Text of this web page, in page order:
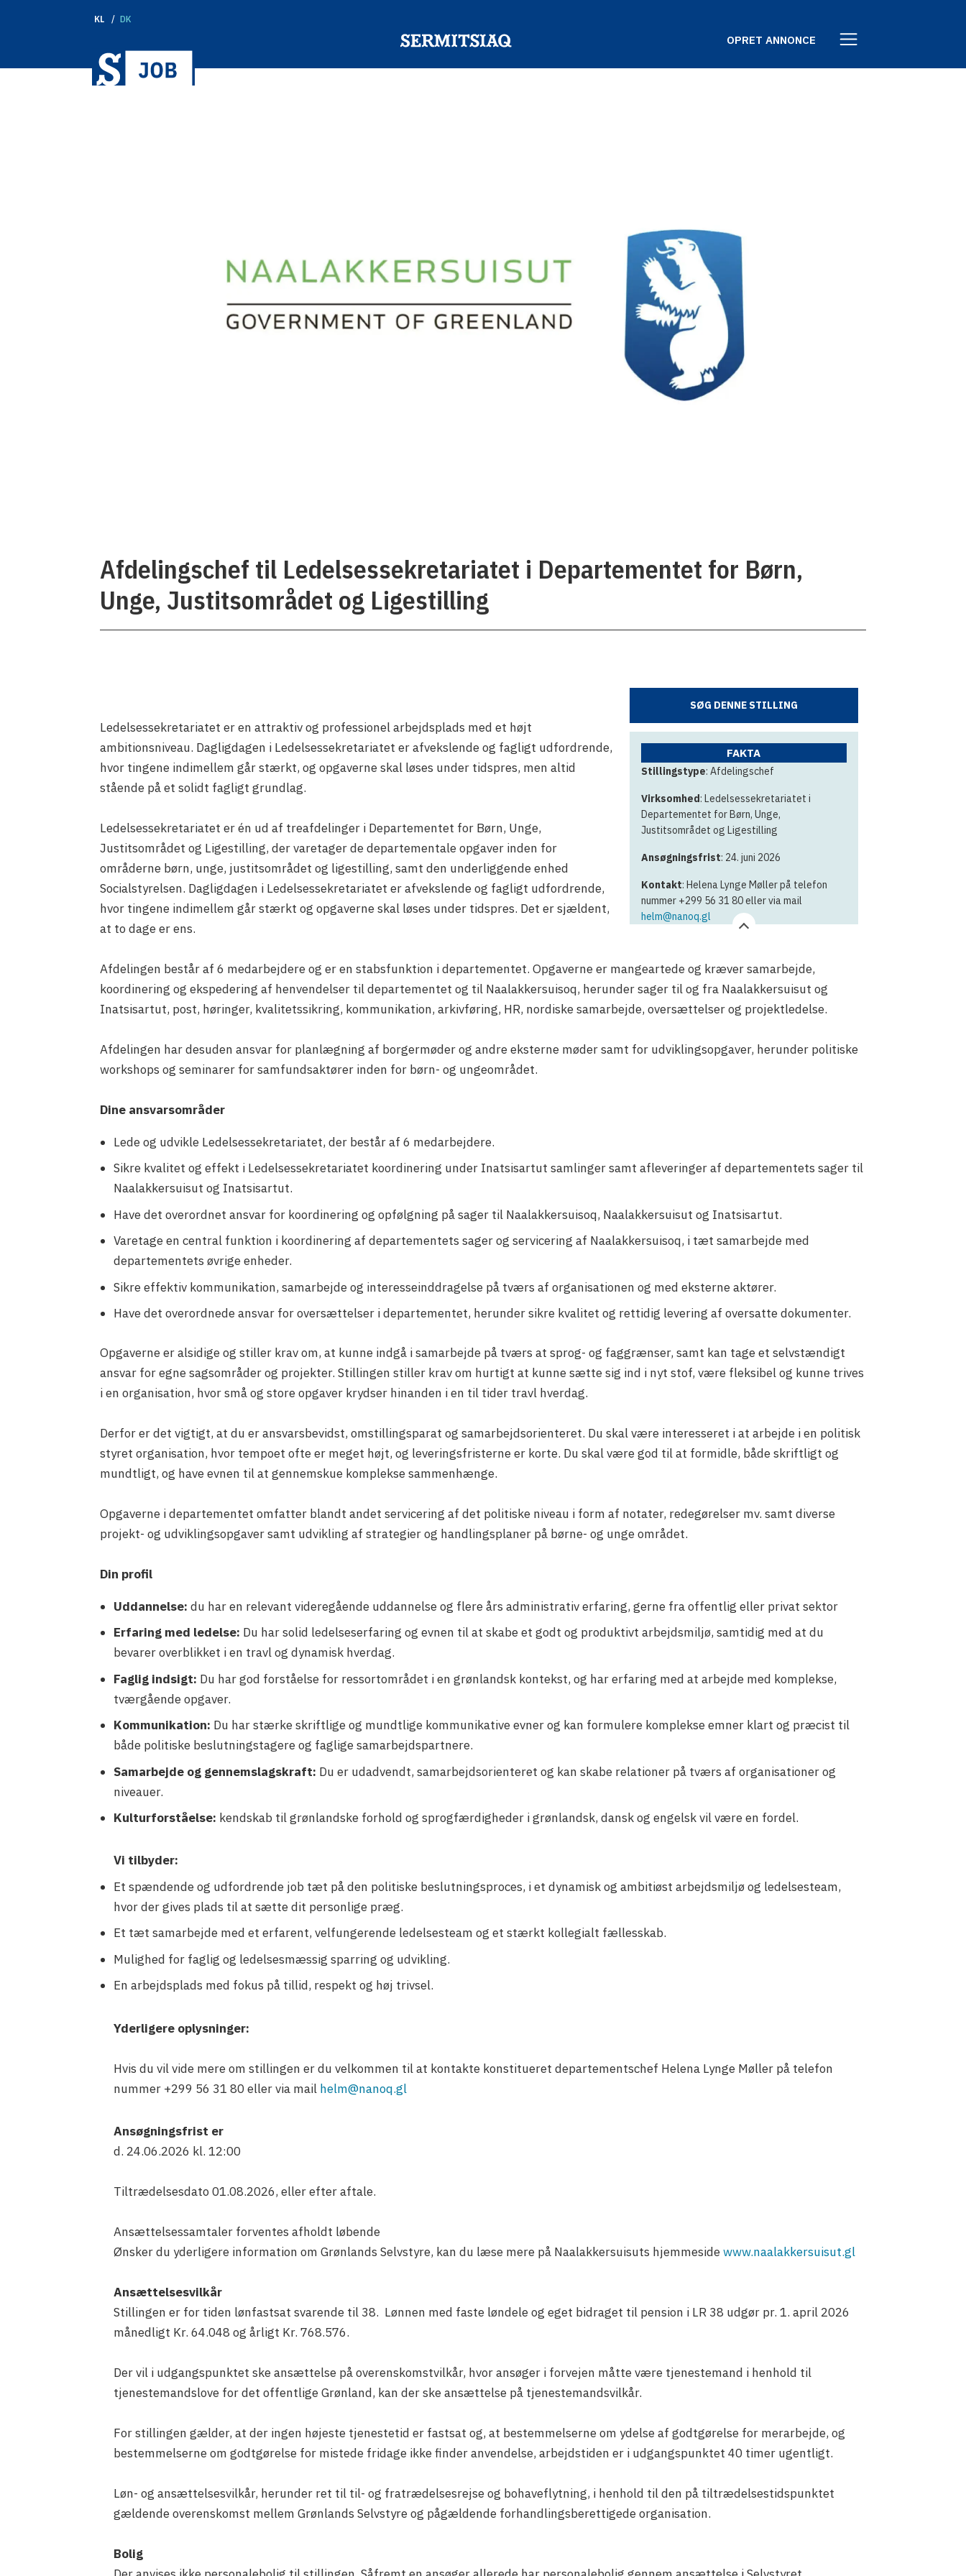
KL DK
OPRET ANNONCE
Afdelingschef til Ledelsessekretariatet i Departementet for Børn,
Unge, Justitsområdet og Ligestilling
SØG DENNE STILLING
FAKTA
Stillingstype: Afdelingschef
Virksomhed : Ledelsessekretariatet i
Departementet for Børn, Unge,
Justitsområdet og Ligestilling
Ansøgningsfrist: 24. juni 2026
Kontakt: Helena Lynge Møller på telefon
nummer +299 56 31 80 eller via mail
helm@nanoq.gl
Ledelsessekretariatet er en attraktiv og professionel arbejdsplads med et højt
ambitionsniveau. Dagligdagen i Ledelsessekretariatet er afvekslende og fagligt udfordrende,
hvor tingene indimellem går stærkt, og opgaverne skal løses under tidspres, men altid
stående på et solidt fagligt grundlag.
Ledelsessekretariatet er én ud af treafdelinger i Departementet for Børn, Unge,
Justitsområdet og Ligestilling, der varetager de departementale opgaver inden for
områderne børn, unge, justitsområdet og ligestilling, samt den underliggende enhed
Socialstyrelsen. Dagligdagen i Ledelsessekretariatet er afvekslende og fagligt udfordrende,
hvor tingene indimellem går stærkt og opgaverne skal løses under tidspres. Det er sjældent,
at to dage er ens.
Afdelingen består af 6 medarbejdere og er en stabsfunktion i departementet. Opgaverne er mangeartede og kræver samarbejde,
koordinering og ekspedering af henvendelser til departementet og til Naalakkersuisoq, herunder sager til og fra Naalakkersuisut og
Inatsisartut, post, høringer, kvalitetssikring, kommunikation, arkivføring, HR, nordiske samarbejde, oversættelser og projektledelse.
Afdelingen har desuden ansvar for planlægning af borgermøder og andre eksterne møder samt for udviklingsopgaver, herunder politiske
workshops og seminarer for samfundsaktører inden for børn- og ungeområdet.
Dine ansvarsområder
Lede og udvikle Ledelsessekretariatet, der består af 6 medarbejdere.
Sikre kvalitet og effekt i Ledelsessekretariatet koordinering under Inatsisartut samlinger samt afleveringer af departementets sager til
Naalakkersuisut og Inatsisartut.
Have det overordnet ansvar for koordinering og opfølgning på sager til Naalakkersuisoq, Naalakkersuisut og Inatsisartut.
Varetage en central funktion i koordinering af departementets sager og servicering af Naalakkersuisoq, i tæt samarbejde med
departementets øvrige enheder.
Sikre effektiv kommunikation, samarbejde og interesseinddragelse på tværs af organisationen og med eksterne aktører.
Have det overordnede ansvar for oversættelser i departementet, herunder sikre kvalitet og rettidig levering af oversatte dokumenter.
Opgaverne er alsidige og stiller krav om, at kunne indgå i samarbejde på tværs at sprog- og faggrænser, samt kan tage et selvstændigt
ansvar for egne sagsområder og projekter. Stillingen stiller krav om hurtigt at kunne sætte sig ind i nyt stof, være fleksibel og kunne trives
i en organisation, hvor små og store opgaver krydser hinanden i en til tider travl hverdag.
Derfor er det vigtigt, at du er ansvarsbevidst, omstillingsparat og samarbejdsorienteret. Du skal være interesseret i at arbejde i en politisk
styret organisation, hvor tempoet ofte er meget højt, og leveringsfristerne er korte. Du skal være god til at formidle, både skriftligt og
mundtligt, og have evnen til at gennemskue komplekse sammenhænge.
Opgaverne i departementet omfatter blandt andet servicering af det politiske niveau i form af notater, redegørelser mv. samt diverse
projekt- og udviklingsopgaver samt udvikling af strategier og handlingsplaner på børne- og unge området.
Din profil
Uddannelse: du har en relevant videregående uddannelse og flere års administrativ erfaring, gerne fra offentlig eller privat sektor
Erfaring med ledelse: Du har solid ledelseserfaring og evnen til at skabe et godt og produktivt arbejdsmiljø, samtidig med at du
bevarer overblikket i en travl og dynamisk hverdag.
Faglig indsigt: Du har god forståelse for ressortområdet i en grønlandsk kontekst, og har erfaring med at arbejde med komplekse,
tværgående opgaver.
Kommunikation: Du har stærke skriftlige og mundtlige kommunikative evner og kan formulere komplekse emner klart og præcist til
både politiske beslutningstagere og faglige samarbejdspartnere.
Samarbejde og gennemslagskraft: Du er udadvendt, samarbejdsorienteret og kan skabe relationer på tværs af organisationer og
niveauer.
Kulturforståelse: kendskab til grønlandske forhold og sprogfærdigheder i grønlandsk, dansk og engelsk vil være en fordel.
Vi tilbyder:
Et spændende og udfordrende job tæt på den politiske beslutningsproces, i et dynamisk og ambitiøst arbejdsmiljø og ledelsesteam,
hvor der gives plads til at sætte dit personlige præg.
Et tæt samarbejde med et erfarent, velfungerende ledelsesteam og et stærkt kollegialt fællesskab.
Mulighed for faglig og ledelsesmæssig sparring og udvikling.
En arbejdsplads med fokus på tillid, respekt og høj trivsel.
Yderligere oplysninger:
Hvis du vil vide mere om stillingen er du velkommen til at kontakte konstitueret departementschef Helena Lynge Møller på telefon
nummer +299 56 31 80 eller via mail helm@nanoq.gl
Ansøgningsfrist er
d. 24.06.2026 kl. 12:00
Tiltrædelsesdato 01.08.2026, eller efter aftale.
Ansættelsessamtaler forventes afholdt løbende
Ønsker du yderligere information om Grønlands Selvstyre, kan du læse mere på Naalakkersuisuts hjemmesidewww.naalakkersuisut.gl
Ansættelsesvilkår
Stillingen er for tiden lønfastsat svarende til 38. Lønnen med faste løndele og eget bidraget til pension i LR 38 udgør pr. 1. april 2026
månedligt Kr. 64.048 og årligt Kr. 768.576.
Der vil i udgangspunktet ske ansættelse på overenskomstvilkår, hvor ansøger i forvejen måtte være tjenestemand i henhold til
tjenestemandslove for det offentlige Grønland, kan der ske ansættelse på tjenestemandsvilkår.
For stillingen gælder, at der ingen højeste tjenestetid er fastsat og, at bestemmelserne om ydelse af godtgørelse for merarbejde, og
bestemmelserne om godtgørelse for mistede fridage ikke finder anvendelse, arbejdstiden er i udgangspunktet 40 timer ugentligt.
Løn- og ansættelsesvilkår, herunder ret til til- og fratrædelsesrejse og bohaveflytning, i henhold til den på tiltrædelsestidspunktet
gældende overenskomst mellem Grønlands Selvstyre og pågældende forhandlingsberettigede organisation.
Bolig